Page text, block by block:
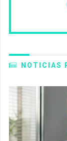
NOTICIAS